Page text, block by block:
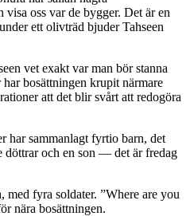
oss var de bygger. Det är en
ett olivträd bjuder Tahseen
vet exakt var man bör stanna
bosättningen krupit närmare
att det blir svårt att redogöra
har sammanlagt fyrtio barn, det
döttrar och en son — det är fredag
fyra soldater. ”Where are you
nära bosättningen.